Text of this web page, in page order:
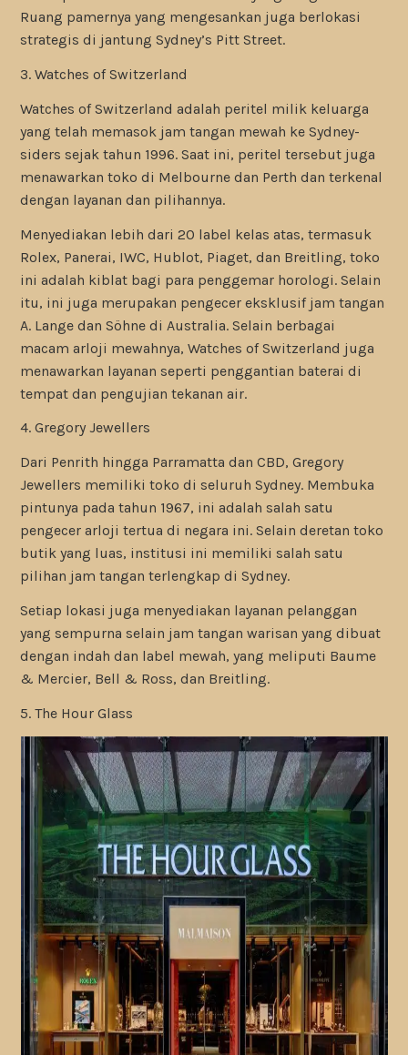
Ruang pamernya yang mengesankan juga berlokasi
strategis di jantung Sydney’s Pitt Street.
3. Watches of Switzerland
Watches of Switzerland adalah peritel milik keluarga
yang telah memasok jam tangan mewah ke Sydney-
siders sejak tahun 1996. Saat ini, peritel tersebut juga
menawarkan toko di Melbourne dan Perth dan terkenal
dengan layanan dan pilihannya.
Menyediakan lebih dari 20 label kelas atas, termasuk
Rolex, Panerai, IWC, Hublot, Piaget, dan Breitling, toko
ini adalah kiblat bagi para penggemar horologi. Selain
itu, ini juga merupakan pengecer eksklusif jam tangan
A. Lange dan Söhne di Australia. Selain berbagai
macam arloji mewahnya, Watches of Switzerland juga
menawarkan layanan seperti penggantian baterai di
tempat dan pengujian tekanan air.
4. Gregory Jewellers
Dari Penrith hingga Parramatta dan CBD, Gregory
Jewellers memiliki toko di seluruh Sydney. Membuka
pintunya pada tahun 1967, ini adalah salah satu
pengecer arloji tertua di negara ini. Selain deretan toko
butik yang luas, institusi ini memiliki salah satu
pilihan jam tangan terlengkap di Sydney.
Setiap lokasi juga menyediakan layanan pelanggan
yang sempurna selain jam tangan warisan yang dibuat
dengan indah dan label mewah, yang meliputi Baume
& Mercier, Bell & Ross, dan Breitling.
5. The Hour Glass